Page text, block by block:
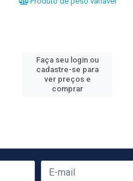
Faça seu login ou
cadastre-se para
ver preços e
comprar